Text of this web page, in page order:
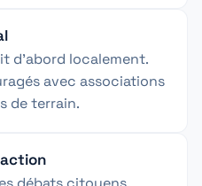
d'abord localement.
avec associations
de terrain.